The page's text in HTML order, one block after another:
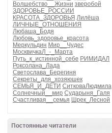
Волшебство__Жизни зверобой
ЗДОРОВЬЕ_РОССИИ
КРАСОТА_ЗДОРОВЬЯ Лилёша
ЛИЧНЫЕ_ОТНОШЕНИЯ
Любаша_Бодя
Любовь_здоровье_красота
Меркульдин Мир__Чудес
МосквичкаЛ_-_Марта
Путь_к_истинной_себе РИМИДАЛ
Роксолана_Лада
Светослава_Берегиня
Секреты_для_хозяюшек
СЕМЬЯ_И_ДЕТИ СитковаЛюдмила
Солнечный__мир Сударыня_Галя
Счастливая__семья Шрек_Лесной
Постоянные читатели